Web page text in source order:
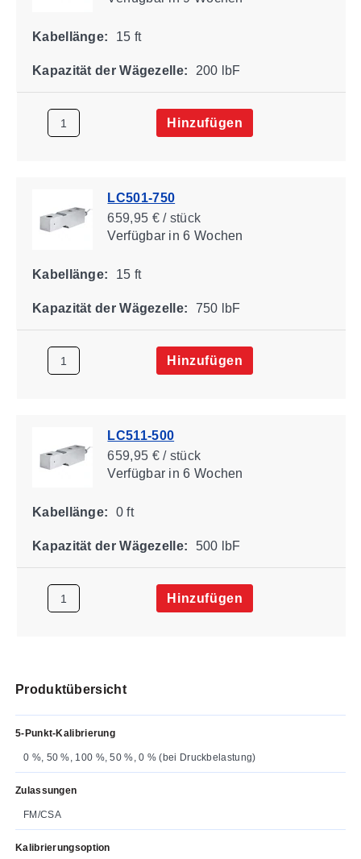
Kabellänge: 15 ft
Kapazität der Wägezelle: 200 lbF
Hinzufügen
LC501-750
659,95 € / stück
Verfügbarin 6 Wochen
Kabellänge: 15 ft
Kapazität der Wägezelle: 750 lbF
Hinzufügen
LC511-500
659,95 € / stück
Verfügbarin 6 Wochen
Kabellänge: 0 ft
Kapazität der Wägezelle: 500 lbF
Hinzufügen
Produktübersicht
5-Punkt-Kalibrierung
0 %, 50 %, 100 %, 50 %, 0 % (bei Druckbelastung)
Zulassungen
FM/CSA
Kalibrierungsoption